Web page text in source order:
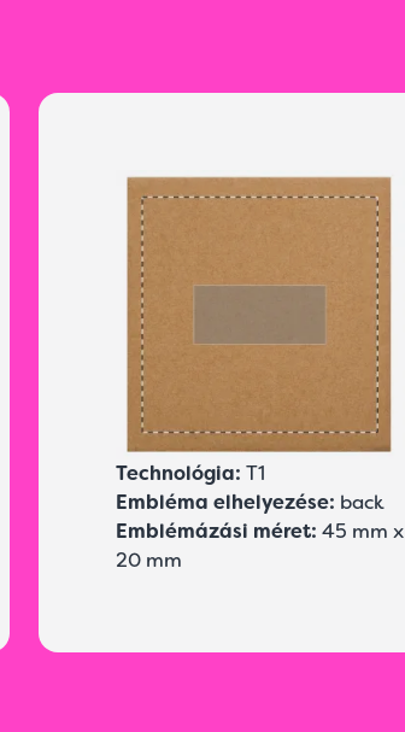
Technológia: T1
Embléma elhelyezése: back
Emblémázási méret: 45 mm x
20 mm